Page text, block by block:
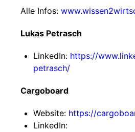
Alle Infos:
Lukas Petrasch
LinkedIn: https://
petrasch/
Cargoboard
Website: https://
LinkedIn: